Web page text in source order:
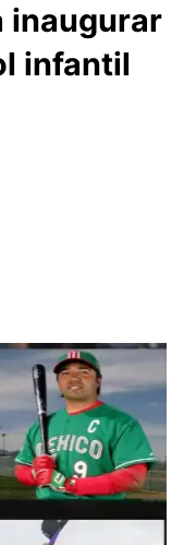
inaugurar
infantil